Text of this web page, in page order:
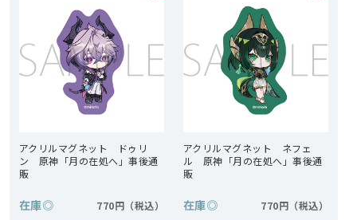
アクリルマグネット ドゥリ
ン 原神「月の在処へ」事後通
販
在庫◎ 770円
アクリルマグネット ネフェ
ル 原神「月の在処へ」事後通
販
在庫◎ 770円